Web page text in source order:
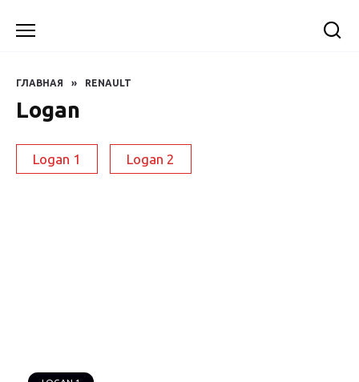
ГЛАВНАЯ » RENAULT
Logan
Logan 1 Logan 2